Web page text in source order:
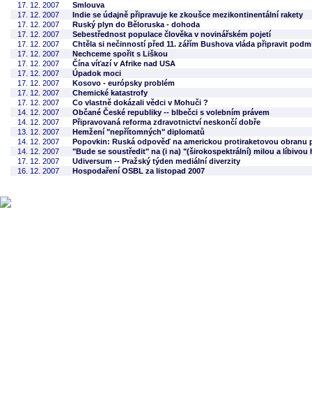
17. 12. 2007
Smlouva
17. 12. 2007
Indie se údajně připravuje ke zkoušce mezikontinentální rakety
17. 12. 2007
Ruský plyn do Běloruska - dohoda
17. 12. 2007
Sebestřednost populace člověka v novinářském pojetí
17. 12. 2007
Chtěla si nečinností před 11. zářím Bushova vláda připravit
17. 12. 2007
Nechceme spořit s Liškou
17. 12. 2007
Čína víťazí v Afrike nad USA
17. 12. 2007
Úpadok moci
17. 12. 2007
Kosovo - európsky problém
17. 12. 2007
Chemické katastrofy
17. 12. 2007
Co vlastně dokázali vědci v Mohuči ?
14. 12. 2007
Občané České republiky -- blbečci s volebním právem
14. 12. 2007
Připravovaná reforma zdravotnictví neskončí dobře
13. 12. 2007
Hemžení "nepřítomných" diplomatů
14. 12. 2007
Popovkin: Ruská odpověď na americkou protiraketovou obranu
14. 12. 2007
"Bude se soustředit" na (i na) "(širokospektrální) milou a líbivou
17. 12. 2007
Udiversum -- Pražský týden mediální diverzity
16. 12. 2007
Hospodaření OSBL za listopad 2007